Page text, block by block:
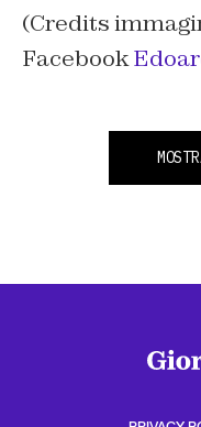
(Credits
Facebook